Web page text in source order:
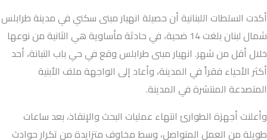
أكدت السلطات اللبنانية أن حصيلة انهيار مبنى سكني في مدينة طرابلس
شمال لبنان بلغت 14 ضحية، في حادثة مأساوية هي الثانية من نوعها
خلال أقل من شهر. انهيار مبنى طرابلس وقع في حي باب التبانة، أحد
أكثر الأحياء فقراً في المدينة، وأعاد إلى الواجهة ملف الأبنية
المتصدعة المنتشرة في المدينة.
وأعلنت أجهزة الطوارئ انتهاء عمليات البحث والإنقاذ، بعد ساعات
طويلة من العمل المتواصل، وسط مخاوف متزايدة من تكرار حوادث